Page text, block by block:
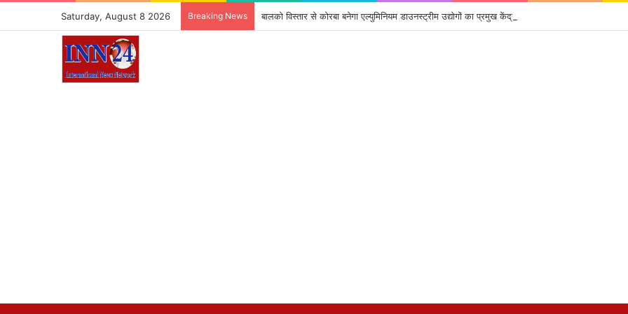
Saturday, August 8 2026 Breaking News बालको विस्तार से कोरबा बनेगा एल्युमिनियम डाउनस्ट्रीम उद्योगों का प्रमुख केंद्र